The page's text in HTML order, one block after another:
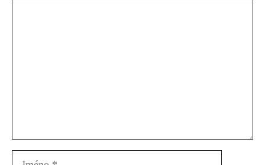
Jméno